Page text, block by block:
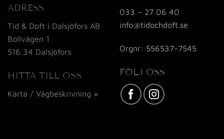
ADRESS
Tid & Doft i Dalsjöfors AB
Bollvägen 1
516 34 Dalsjöfors
HITTA TILL OSS
Karta / Vägbeskrivning »
033 – 27 06 40
info@tidochdoft.se
Orgnr: 556537-7545
FÖLJ OSS